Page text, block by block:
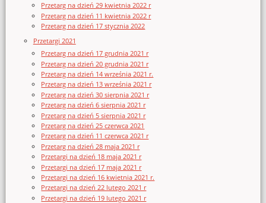
Przetarg na dzień 29 kwietnia 2022 r
Przetarg na dzień 11 kwietnia 2022 r
Przetarg na dzień 17 stycznia 2022
Przetargi 2021
Przetarg na dzień 17 grudnia 2021 r
Przetarg na dzień 20 grudnia 2021 r
Przetarg na dzień 14 września 2021 r.
Przetarg na dzień 13 września 2021 r
Przetarg na dzień 30 sierpnia 2021 r
Przetarg na dzień 6 sierpnia 2021 r
Przetarg na dzień 5 sierpnia 2021 r
Przetarg na dzień 25 czerwca 2021
Przetarg na dzień 11 czerwca 2021 r
Przetarg na dzień 28 maja 2021 r
Przetargi na dzień 18 maja 2021 r
Przetargi na dzień 17 maja 2021 r
Przetargi na dzień 16 kwietnia 2021 r.
Przetargi na dzień 22 lutego 2021 r
Przetargi na dzień 19 lutego 2021 r